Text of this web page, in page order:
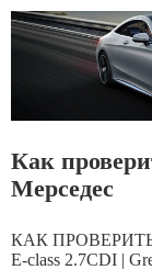
Как
Мерседес
КАК ПРОВЕРИТЬ
E-class 2.7CDI |